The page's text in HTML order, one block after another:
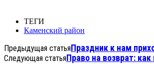
ТЕГИ
Каменский район
Предыдущая статьяПраздник к нам
Следующая статьяПраво на возврат: